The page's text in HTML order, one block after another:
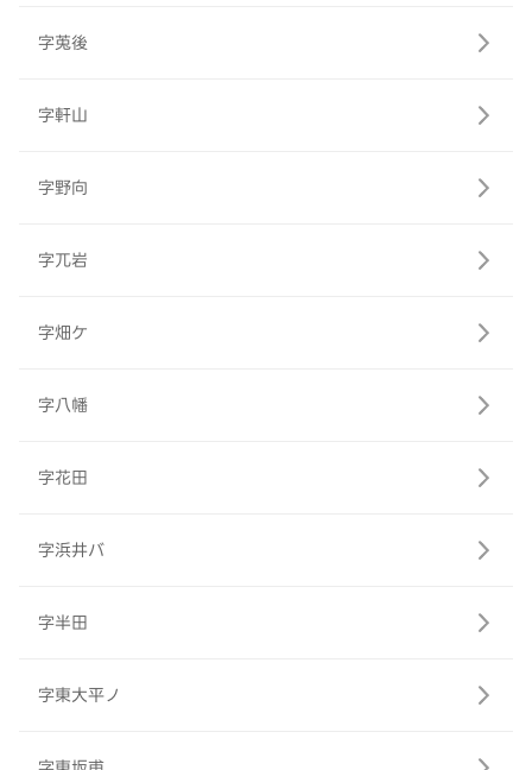
字莵後
字軒山
字野向
字兀岩
字畑ケ
字八幡
字花田
字浜井バ
字半田
字東大平ノ